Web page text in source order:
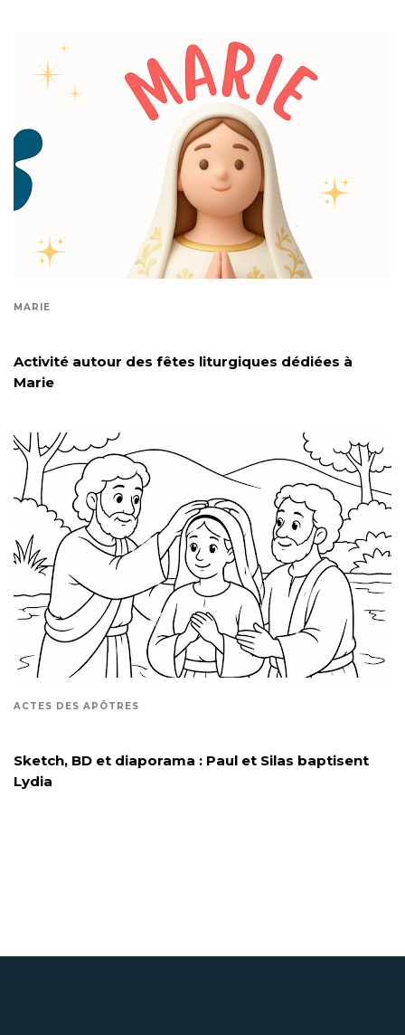
MARIE
Activité autour des fêtes liturgiques dédiées à
Marie
ACTES DES APÔTRES
Sketch, BD et diaporama : Paul et Silas baptisent
Lydia